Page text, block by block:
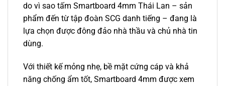
do vì sao tấm Smartboard 4mm Thái Lan – sản
phẩm đến từ tập đoàn SCG danh tiếng – đang là
lựa chọn được đông đảo nhà thầu và chủ nhà tin
dùng.
Với thiết kế mỏng nhẹ, bề mặt cứng cáp và khả
năng chống ẩm tốt, Smartboard 4mm được xem